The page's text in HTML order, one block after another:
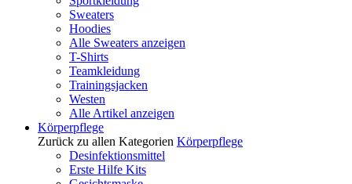
Sweaters
Hoodies
Alle Sweaters anzeigen
T-Shirts
Teamkleidung
Trainingsjacken
Westen
Alle Artikel anzeigen
Körperpflege
Zurück zu allen Kategorien Körperpflege
Desinfektionsmittel
Erste Hilfe Kits